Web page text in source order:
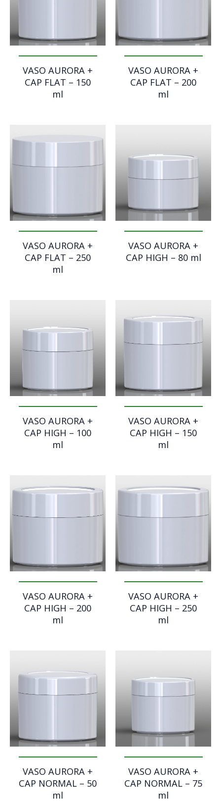
VASO AURORA +
CAP FLAT – 150
ml
VASO AURORA +
CAP FLAT – 200
ml
VASO AURORA +
CAP FLAT – 250
ml
VASO AURORA +
CAP HIGH – 80 ml
VASO AURORA +
CAP HIGH – 100
ml
VASO AURORA +
CAP HIGH – 150
ml
VASO AURORA +
CAP HIGH – 200
ml
VASO AURORA +
CAP HIGH – 250
ml
VASO AURORA +
CAP NORMAL – 50
ml
VASO AURORA +
CAP NORMAL – 75
ml